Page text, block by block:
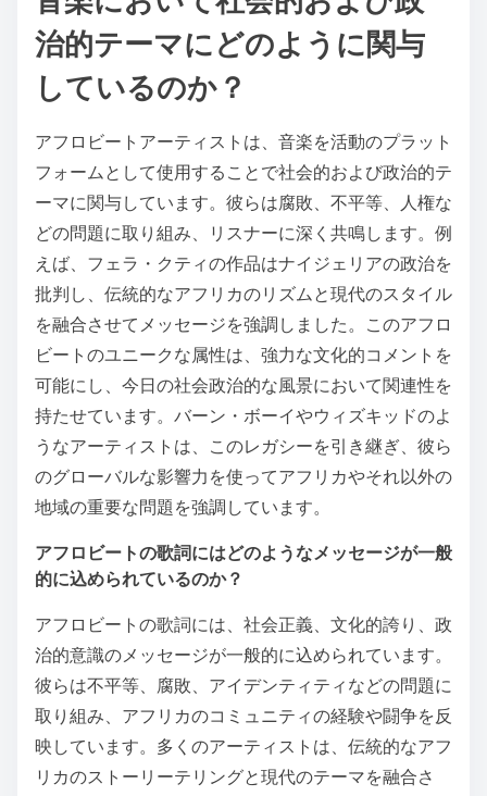
治的テーマにどのように関与
しているのか？
アフロビートアーティストは、音楽を活動のプラット
フォームとして使用することで社会的および政治的テ
ーマに関与しています。彼らは腐敗、不平等、人権な
どの問題に取り組み、リスナーに深く共鳴します。例
えば、フェラ・クティの作品はナイジェリアの政治を
批判し、伝統的なアフリカのリズムと現代のスタイル
を融合させてメッセージを強調しました。このアフロ
ビートのユニークな属性は、強力な文化的コメントを
可能にし、今日の社会政治的な風景において関連性を
持たせています。バーン・ボーイやウィズキッドのよ
うなアーティストは、このレガシーを引き継ぎ、彼ら
のグローバルな影響力を使ってアフリカやそれ以外の
地域の重要な問題を強調しています。
アフロビートの歌詞にはどのようなメッセージが一般
的に込められているのか？
アフロビートの歌詞には、社会正義、文化的誇り、政
治的意識のメッセージが一般的に込められています。
彼らは不平等、腐敗、アイデンティティなどの問題に
取り組み、アフリカのコミュニティの経験や闘争を反
映しています。多くのアーティストは、伝統的なアフ
リカのストーリーテリングと現代のテーマを融合さ